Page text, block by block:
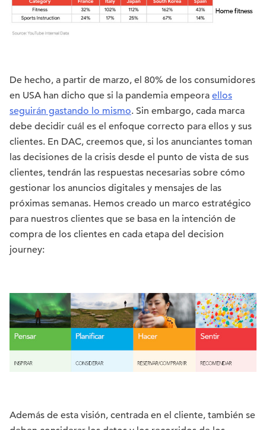
De hecho, a partir de marzo, el 80% de los consumidores
en USA han dicho que si la pandemia empeora ellos
seguirán gastando lo mismo. Sin embargo, cada marca
debe decidir cuál es el enfoque correcto para ellos y sus
clientes. En DAC, creemos que, si los anunciantes toman
las decisiones de la crisis desde el punto de vista de sus
clientes, tendrán las respuestas necesarias sobre cómo
gestionar los anuncios digitales y mensajes de las
próximas semanas. Hemos creado un marco estratégico
para nuestros clientes que se basa en la intención de
compra de los clientes en cada etapa del decision
journey:
Además de esta visión, centrada en el cliente, también se